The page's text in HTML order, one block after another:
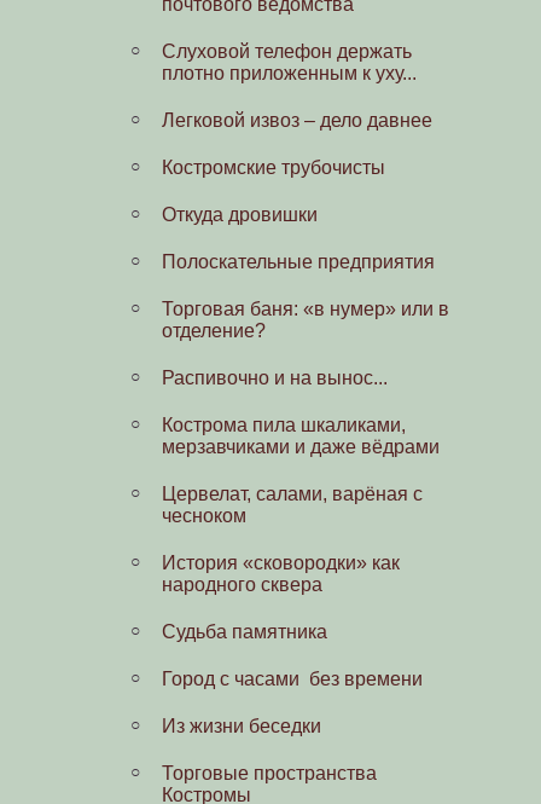
Соболев А.П.
Васильев Михаил
почтового ведомства
Cлуховой телефон держать
плотно приложенным к уху...
Легковой извоз – дело давнее
Костромские трубочисты
Откуда дровишки
Полоскательные предприятия
Торговая баня: «в нумер» или в
отделение?
Распивочно и на вынос...
Кострома пила шкаликами,
мерзавчиками и даже вёдрами
Цервелат, салами, варёная с
чесноком
История «сковородки» как
народного сквера
Судьба памятника
Город с часами без времени
Из жизни беседки
Торговые пространства
Костромы